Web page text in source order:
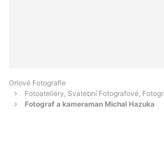
Orlové Fotografie
Fotoateliéry, Svatební Fotografové,
Fotograf a kameraman Michal Hazuka